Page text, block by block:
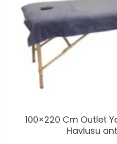
100×220 Cm Outlet
Havlusu